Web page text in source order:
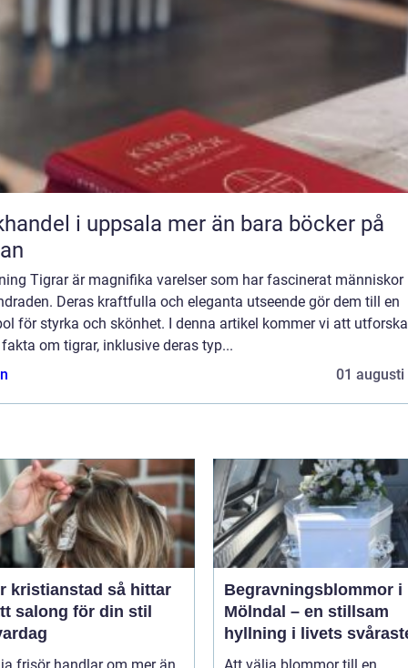
i uppsala mer än bara böcker på
Tigrar är magnifika varelser som har fascinerat människor
Deras kraftfulla och eleganta utseende gör dem till en
för styrka och skönhet. I denna artikel kommer vi att utforska
om tigrar, inklusive deras typ...
01 augusti
så hittar
salong för din stil
Begravningsblommor i
Mölndal – en stillsam
hyllning i livets
stund